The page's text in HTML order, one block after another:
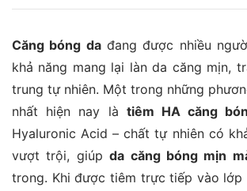
Căng bóng dađang được nhiều
khả năng mang lại làn da căng mịn,
trung tự nhiên. Một trong những
nhất hiện nay là tiêm HA căng
Hyaluronic Acid – chất tự nhiên có
vượt trội, giúpda căng bóng mịn
trong. Khi được tiêm trực tiếp vào lớp